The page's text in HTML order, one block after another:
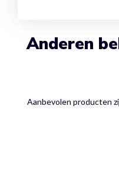
Anderen
Aanbevolen producten